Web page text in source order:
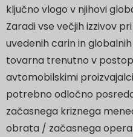
ključno vlogo v njihovi
Zaradi vse večjih izzivov
uvedenih carin in
tovarna trenutno v
avtomobilskimi
potrebno odločno
začasnega kriznega
obrata / začasnega